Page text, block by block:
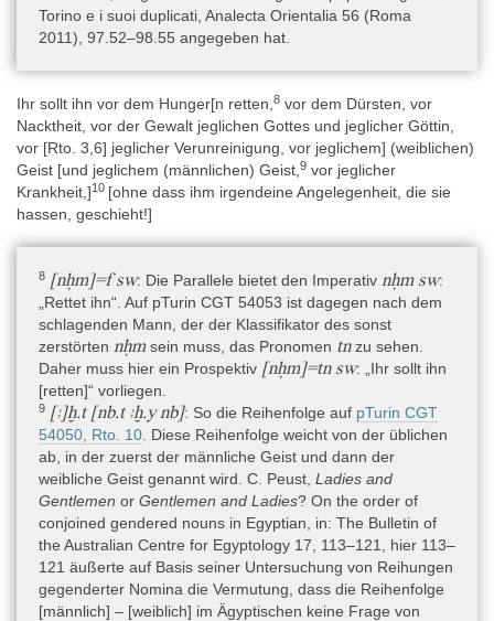
Technische Daten
nicht direkt aneinanderschließenden Fragmenten (bzw. noch
mehr Fragmenten, wenn man die Fragmente, die physisch direkt
aneinander anschließen, separat zählt). Aufgrund der Parallelität
zu pTurin CGT 54050 kann jedoch der Umfang ungefähr
rekonstruiert werden: Insgesamt hatte der Papyrus neun
Kolumnen auf der Vorderseite und drei auf der Rückseite. Der
freie Platz auf der Rückseite wurde sekundär für einige
Vom Haupttext ist von Kolumne 1 nur ein kleines Fragment mit
Resten der ersten beiden Zeilen erhalten. Kolumne 2 ist komplett
verloren. Auch die Kolumnen 3–5 sind nur in Form kleinerer
Fragmente erhalten. Ab Kolumne 6 sind die Kolumnen
vollständiger und über die gesamte Kolumnenhöhe erhalten. Die
Höhe des gesamten Papyrus beträgt etwa 20 cm, die Höhe des
Textes etwa 14 cm. Keine der Recto-Kolumnen ist über die
gesamte Kolumnenbreite erhalten. Die zweite Verso-Kolumne ist
extrem unregelmäßig: Die meisten Zeilen sind etwa 13,5 cm breit;
Vso. 2 ist aber nur 12,5 cm breit, und Vso. 6 ist 24 cm breit.
Über die gesamte Höhe erhalten sind die Kolumnen Rto. 5–9 und
Vso. 2–3. Von ihnen umfassen die Kolumnen Rto. 5, 8 und 9
jeweils 10 Zeilen, die Kolumnen Rto. 6, 7 und Vso. 2 nur 9 Zeilen.
Vso. 3 umfasst nur eine einzige Zeile, was anzeigt, dass mit ihr
der Text zu Ende war.
Die Orientierung der Texte auf Vorder- und Rückseite ist identisch,
d.h. der Papyrus wurde über die Schmalseite gedreht.
Torino e i suoi duplicati, Analecta Orientalia 56 (Roma
2011), 97.52–98.55 angegeben hat.
Ihr sollt ihn vor dem Hunger[n retten, 8 vor dem Dürsten, vor
Nacktheit, vor der Gewalt jeglichen Gottes und jeglicher Göttin,
vor [Rto. 3,6] jeglicher Verunreinigung, vor jeglichem] (weiblichen)
Geist [und jeglichem (männlichen) Geist, 9 vor jeglicher
Krankheit,]10 [ohne dass ihm irgendeine Angelegenheit, die sie
hassen, geschieht!]
8 [nḥm]=f sw: Die Parallele bietet den Imperativ nḥm sw:
„Rettet ihn“. Auf pTurin CGT 54053 ist dagegen nach dem
schlagenden Mann, der der Klassifikator des sonst
zerstörten nḥmsein muss, das Pronomen tnzu sehen.
Daher muss hier ein Prospektiv [nḥm]=tn sw: „Ihr sollt ihn
[retten]“ vorliegen.
9 [ꜣ]ḫ.t [nb.t ꜣḫ.y nb]: So die Reihenfolge auf pTurin CGT
54050, Rto. 10 . Diese Reihenfolge weicht von der üblichen
ab, in der zuerst der männliche Geist und dann der
weibliche Geist genannt wird. C. Peust, Ladies and
Gentlemen or Gentlemen and Ladies? On the order of
conjoined gendered nouns in Egyptian, in: The Bulletin of
the Australian Centre for Egyptology 17, 113–121, hier 113–
121 äußerte auf Basis seiner Untersuchung von Reihungen
gegenderter Nomina die Vermutung, dass die Reihenfolge
[männlich] – [weiblich] im Ägyptischen keine Frage von